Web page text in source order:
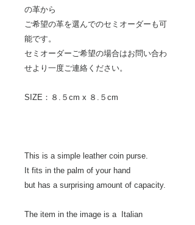
の革から
ご希望の革を選んでのセミオーダーも可
能です。
セミオーダーご希望の場合はお問い合わ
せより一度ご連絡ください。
SIZE：８.５cm x ８.５cm
This is a simple leather coin purse.
It fits in the palm of your hand
but has a surprising amount of capacity.
The item in the image is a Italian